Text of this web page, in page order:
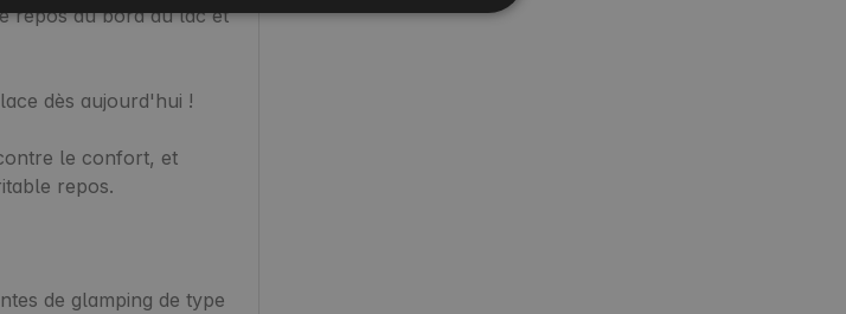
repos au bord du lac et
dès aujourd'hui !
le confort, et
repos.
de glamping de type